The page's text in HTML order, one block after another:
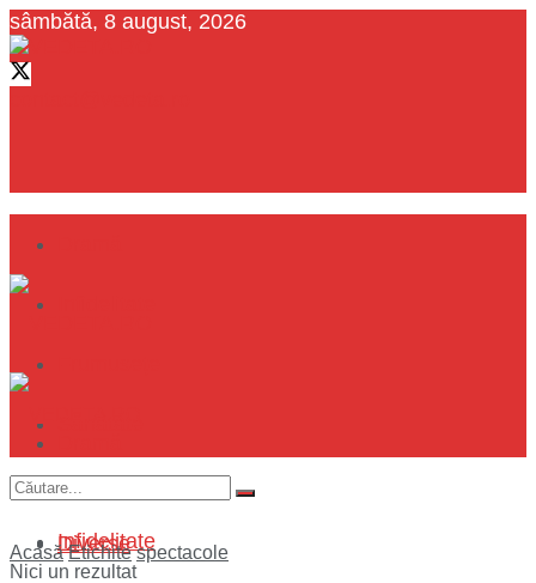
sâmbătă, 8 august, 2026
Internațional
Diverse
Infidelitate
Nici un rezultat
Acasă Etichite spectacole